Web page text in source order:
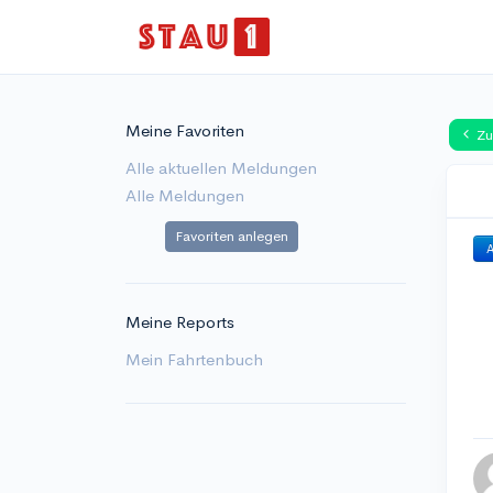
Meine Favoriten
Alle aktuellen Meldungen
Alle Meldungen
Favoriten anlegen
Meine Reports
Mein Fahrtenbuch